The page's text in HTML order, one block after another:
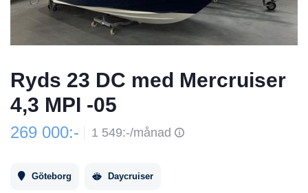
Ryds 23 DC med Mercruiser
4,3 MPI -05
269 000:- 1 549:-/månad
Göteborg Daycruiser